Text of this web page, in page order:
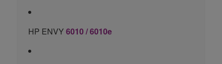
HP ENVY6010 / 6010e